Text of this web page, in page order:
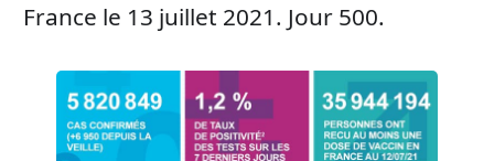
France le 13 juillet 2021. Jour 500.